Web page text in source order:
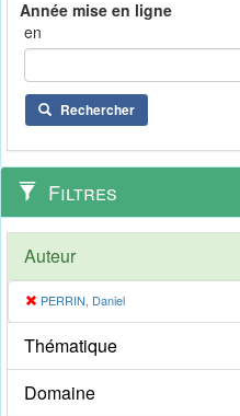
en
Rechercher
Filtres
Auteur
PERRIN, Daniel
Thématique
Domaine